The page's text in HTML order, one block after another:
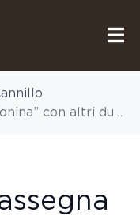
due spettacoli teatrali